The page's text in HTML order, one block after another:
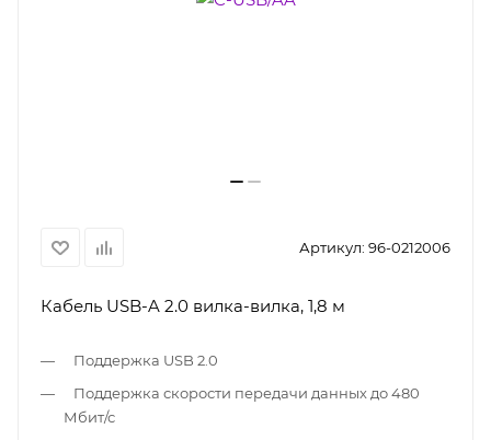
Артикул: 96-0212006
Кабель USB-A 2.0 вилка-вилка, 1,8 м
Поддержка USB 2.0
Поддержка скорости передачи данных до 480
Мбит/с